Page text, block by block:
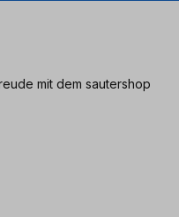
mit dem sautershop